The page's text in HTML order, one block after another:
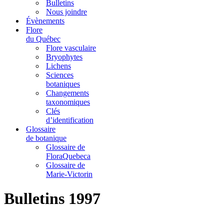
Bulletins
Nous joindre
Évènements
Flore
du Québec
Flore vasculaire
Bryophytes
Lichens
Sciences
botaniques
Changements
taxonomiques
Clés
d’identification
Glossaire
de botanique
Glossaire de
FloraQuebeca
Glossaire de
Marie-Victorin
Bulletins 1997